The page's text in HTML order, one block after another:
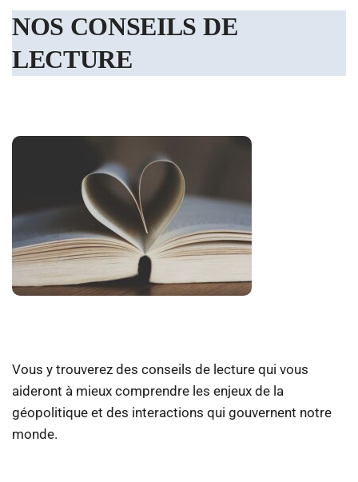
NOS CONSEILS DE
LECTURE
Vous y trouverez des conseils de lecture qui vous
aideront à mieux comprendre les enjeux de la
géopolitique et des interactions qui gouvernent notre
monde.